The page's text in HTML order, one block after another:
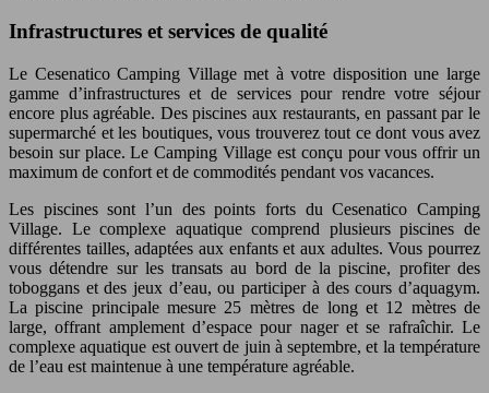
Infrastructures et services de qualité
Le Cesenatico Camping Village met à votre disposition une large
gamme d’infrastructures et de services pour rendre votre séjour
encore plus agréable. Des piscines aux restaurants, en passant par le
supermarché et les boutiques, vous trouverez tout ce dont vous avez
besoin sur place. Le Camping Village est conçu pour vous offrir un
maximum de confort et de commodités pendant vos vacances.
Les piscines sont l’un des points forts du Cesenatico Camping
Village. Le complexe aquatique comprend plusieurs piscines de
différentes tailles, adaptées aux enfants et aux adultes. Vous pourrez
vous détendre sur les transats au bord de la piscine, profiter des
toboggans et des jeux d’eau, ou participer à des cours d’aquagym.
La piscine principale mesure 25 mètres de long et 12 mètres de
large, offrant amplement d’espace pour nager et se rafraîchir. Le
complexe aquatique est ouvert de juin à septembre, et la température
de l’eau est maintenue à une température agréable.